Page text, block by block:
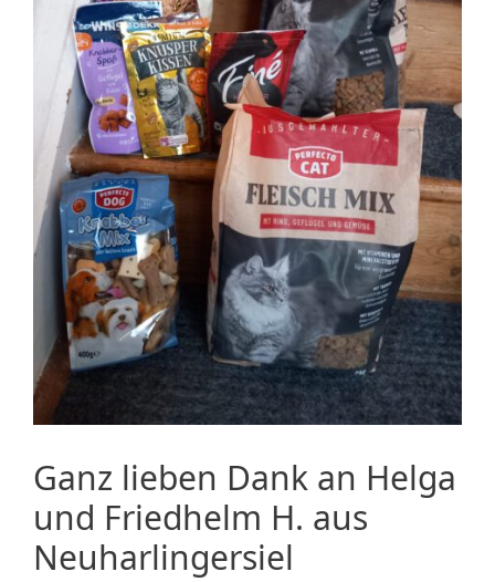
Ganz lieben Dank an Helga
und Friedhelm H. aus
Neuharlingersiel